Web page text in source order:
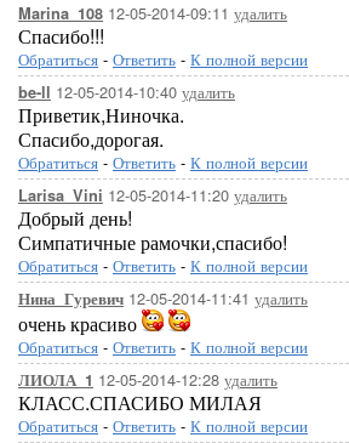
Marina_108 12-05-2014-09:11 удалить
Спасибо!!!
Обратиться - Ответить - К полной версии
be-ll 12-05-2014-10:40 удалить
Приветик,Ниночка.
Спасибо,дорогая.
Обратиться - Ответить - К полной версии
Larisa_Vini 12-05-2014-11:20 удалить
Добрый день!
Симпатичные рамочки,спасибо!
Обратиться - Ответить - К полной версии
Нина_Гуревич 12-05-2014-11:41 удалить
очень красиво
Обратиться - Ответить - К полной версии
ЛИОЛА_1 12-05-2014-12:28 удалить
КЛАСС.СПАСИБО МИЛАЯ
Обратиться - Ответить - К полной версии